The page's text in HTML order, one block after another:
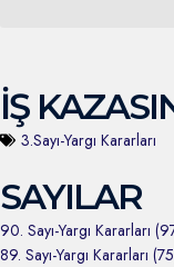
İŞ
3.Sayı-Yargı Kararları
SAYILAR
90. Sayı-Yargı Kararları
89. Sayı-Yargı Kararları